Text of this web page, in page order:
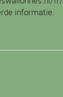
informatie.